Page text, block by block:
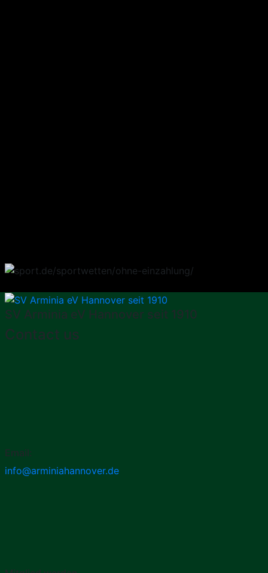
SV Arminia eV Hannover seit 1910
Contact us
Email:
info@arminiahannover.de